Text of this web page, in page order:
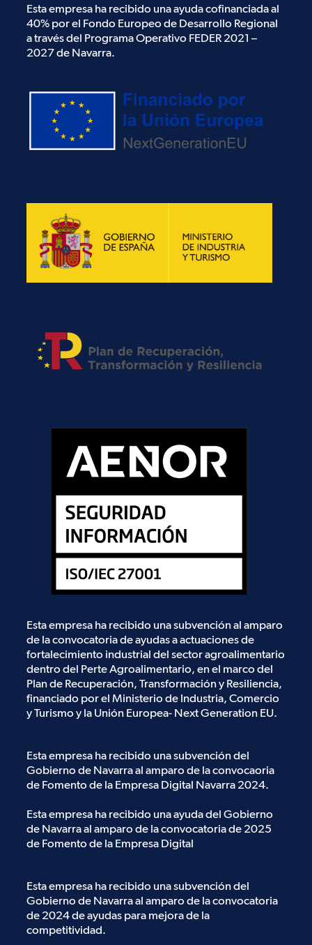
Esta empresa ha recibido una ayuda cofinanciada al
40% por el Fondo Europeo de Desarrollo Regional
a través del Programa Operativo FEDER 2021 –
2027 de Navarra.
Esta empresa ha recibido una subvención al amparo
de la convocatoria de ayudas a actuaciones de
fortalecimiento industrial del sector agroalimentario
dentro del Perte Agroalimentario, en el marco del
Plan de Recuperación, Transformación y Resiliencia,
financiado por el Ministerio de Industria, Comercio
y Turismo y la Unión Europea- Next Generation EU.
Esta empresa ha recibido una subvención del
Gobierno de Navarra al amparo de la convocaoria
de Fomento de la Empresa Digital Navarra 2024.
Esta empresa ha recibido una ayuda del Gobierno
de Navarra al amparo de la convocatoria de 2025
de Fomento de la Empresa Digital
Esta empresa ha recibido una subvención del
Gobierno de Navarra al amparo de la convocatoria
de 2024 de ayudas para mejora de la
competitividad.